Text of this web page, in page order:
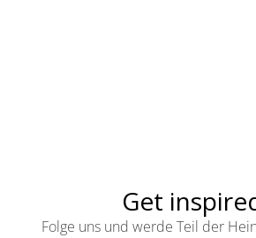
Get
Folge uns und werde Teil der